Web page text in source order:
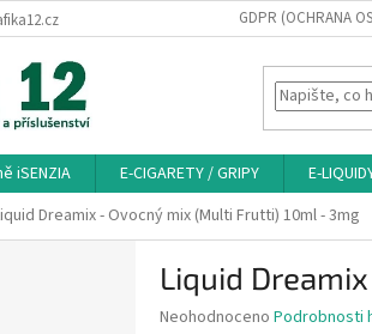
GDPR (OCHRANA
iSENZIA E-CIGARETY / GRIPY E-
Dreamix - Ovocný mix (Multi Frutti) 10ml - 3mg
Liquid
Průměrné
Neohodnoceno Podrobnosti